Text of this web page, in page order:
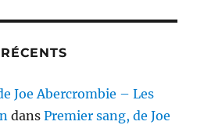
Joe Abercrombie – Les
dansPremier sang, de Joe